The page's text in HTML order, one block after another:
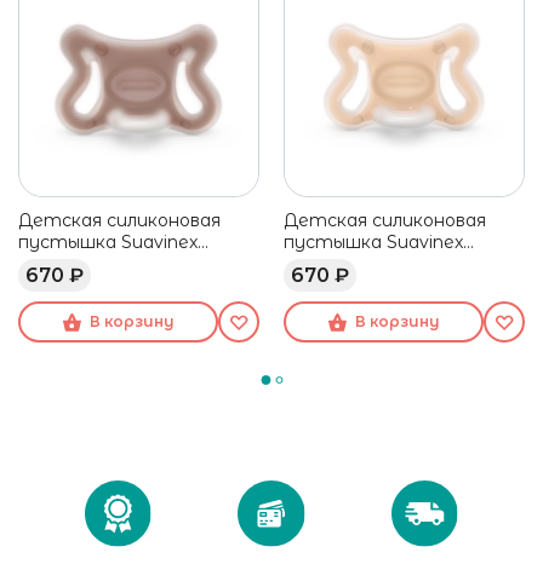
Детская силиконовая
пустышка Suavinex
Zero.Zero темно-бежевая,
-2/2 мес
670 ₽
В корзину
Детская силиконовая
пустышка Suavinex
Zero.Zero телесная, -2/2
мес
670 ₽
В корзину